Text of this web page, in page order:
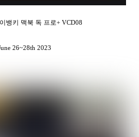
뱅키 맥북 독 프로+ VCD08
26~28th 2023